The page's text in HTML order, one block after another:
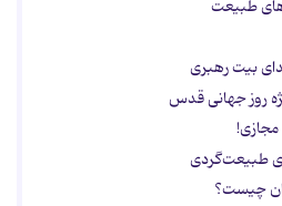
طبیعت
بیت رهبری
روز جهانی قدس
چیست؟